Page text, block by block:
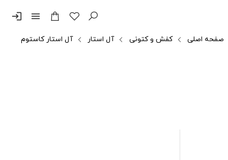
menu
login
صفحه اصلی کفش و کتونی آل استار آل استار کاستوم